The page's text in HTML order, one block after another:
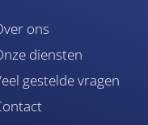
ons
diensten
gestelde vragen